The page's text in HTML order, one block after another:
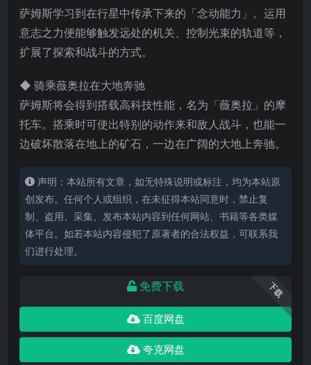
萨姆斯学习到在行星中传承下来的「念动能力」。运用
意志之力便能够触发远处的机关、控制光束的轨道等，
扩展了探索和战斗的方式。
◆ 骑乘薇奥拉在大地奔驰
萨姆斯将会得到搭载高科技性能，名为「薇奥拉」的摩
托车。搭乘时可使出特别的动作来和敌人战斗，也能一
边破坏散落在地上的矿石，一边在广阔的大地上奔驰。
声明：本站所有文章，如无特殊说明或标注，均为本站原
创发布。任何个人或组织，在未征得本站同意时，禁止复
制、盗用、采集、发布本站内容到任何网站、书籍等各类媒
体平台。如若本站内容侵犯了原著者的合法权益，可联系我
们进行处理。
下载
免费下载
百度网盘
夸克网盘